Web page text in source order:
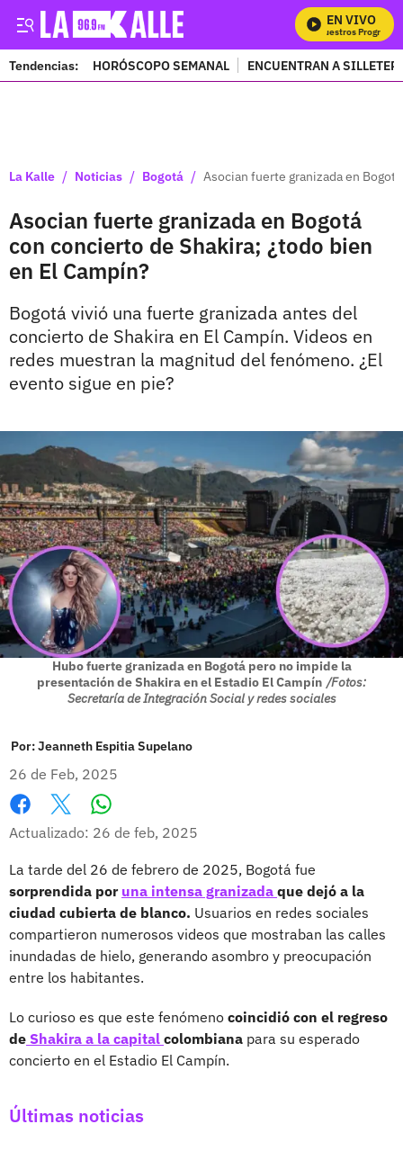
EN VIVO
Mira Todos Nuestros Programas
Tendencias: HORÓSCOPO SEMANAL ENCUENTRAN A
La Kalle / Noticias / Bogotá / Asocian fuerte granizada en
Asocian fuerte granizada en Bogotá
con concierto de Shakira; ¿todo bien
en El Campín?
Bogotá vivió una fuerte granizada antes del
concierto de Shakira en El Campín. Videos en
redes muestran la magnitud del fenómeno. ¿El
evento sigue en pie?
Hubo fuerte granizada en Bogotá pero no impide la
presentación de Shakira en el Estadio El Campín /Fotos:
Secretaría de Integración Social y redes sociales
Por:Jeanneth Espitia Supelano
26 de Feb, 2025
Facebook
X
Actualizado: 26 de feb, 2025
La tarde del 26 de febrero de 2025, Bogotá fue
sorprendida por una intensa granizada que dejó a la
ciudad cubierta de blanco. Usuarios en redes sociales
compartieron numerosos videos que mostraban las calles
inundadas de hielo, generando asombro y preocupación
entre los habitantes.
Lo curioso es que este fenómeno coincidió con el regreso
de Shakira a la capital colombiana para su esperado
concierto en el Estadio El Campín.
Últimas noticias